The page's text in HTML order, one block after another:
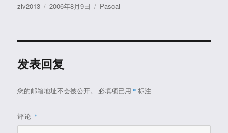
作
ziv2013
发
2006年8月9日
分
Pascal
发表回复
您的邮箱地址不会被公开。 必填项已用 * 标注
评论 *